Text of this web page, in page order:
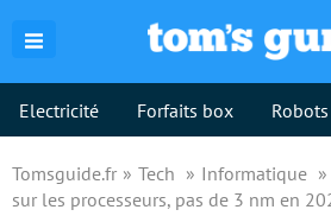
Electricité Forfaits box Robots
Tomsguide.fr Tech Informatique
sur les processeurs, pas de 3 nm en